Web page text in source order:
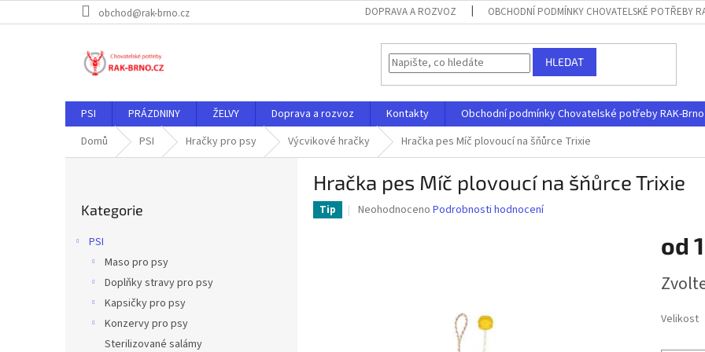
na
obchod@rak-brno.cz DOPRAVA A ROZVOZ OBCHODNÍ PODMÍNKY CHOVATELSKÉ POTŘEBY
HLEDAT
PSI PRÁZDNINY ŽELVY Doprava a rozvoz Kontakty
Obchodní podmínky Chovatelské potřeby RAK-Brno
Domů
PSI Hračky pro psy Výcvikové hračky Hračka pes Míč plovoucí na šňůrce Trixie
kategorie
Kategorie
PSI
Maso pro psy
Doplňky stravy pro psy
Kapsičky pro psy
Konzervy pro psy
Sterilizované salámy
Hračka pes Míč plovoucí na šňůrce Trixie
Tip
Průměrné
Neohodnoceno Podrobnosti hodnocení
od
cena:
Velikost